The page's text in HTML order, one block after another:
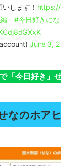
します！
#今日好きにな
June 3,
「今日好き」
なのホア